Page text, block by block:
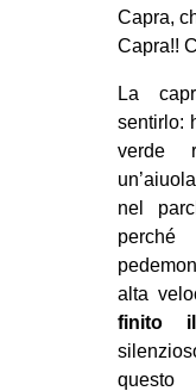
Capra,
Capra!!
La
sentirlo:
verde
nel
alta
finito il